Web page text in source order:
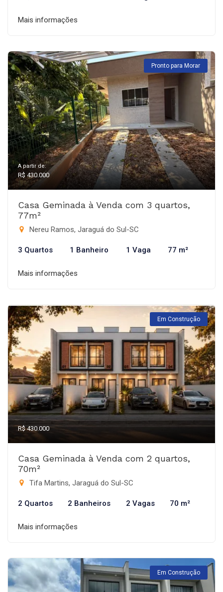
Mais informações
Pronto para Morar
A partir de:
R$ 430.000
Casa Geminada à Venda com 3 quartos,
77m²
Nereu Ramos, Jaraguá do Sul-SC
3 Quartos 1 Banheiro 1 Vaga 77 m²
Mais informações
Em Construção
R$ 430.000
Casa Geminada à Venda com 2 quartos,
70m²
Tifa Martins, Jaraguá do Sul-SC
2 Quartos 2 Banheiros 2 Vagas 70 m²
Mais informações
Em Construção